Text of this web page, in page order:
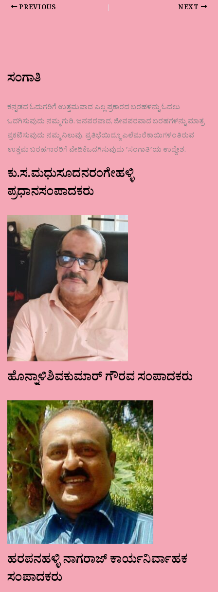
PREVIOUS NEXT
ಸಂಗಾತಿ
ಕನ್ನಡದ ಓದುಗರಿಗೆ ಉತ್ತಮವಾದ ಎಲ್ಲ ಪ್ರಕಾರದ ಬರಹಳನ್ನು ಓದಲು
ಒದಗಿಸುವುದು ನಮ್ಮ ಗುರಿ. ಜನಪರವಾದ, ಜೀವಪರವಾದ ಬರಹಗಳನ್ನು ಮಾತ್ರ
ಪ್ರಕಟಿಸುವುದು ನಮ್ಮ ನಿಲುವು. ಪ್ರತಿಭೆಯಿದ್ದೂ ಎಲೆಮರೆಕಾಯಿಗಳಂತಿರುವ
ಉತ್ತಮ ಬರಹಗಾರರಿಗೆ ವೇದಿಕೆಒದಗಿಸುವುದು ʼಸಂಗಾತಿʼಯ ಉದ್ದೇಶ.
ಕು.ಸ.ಮಧುಸೂದನರಂಗೇಹಳ್ಳಿ
ಪ್ರಧಾನಸಂಪಾದಕರು
ಹೊನ್ನಾಳಿಶಿವಕುಮಾರ್ ಗೌರವ ಸಂಪಾದಕರು
ಹರಪನಹಳ್ಳಿ ನಾಗರಾಜ್ ಕಾರ್ಯನಿರ್ವಾಹಕ
ಸಂಪಾದಕರು